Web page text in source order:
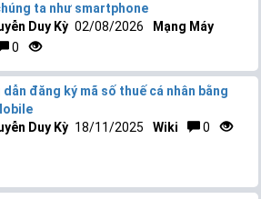
ta như smartphone
Duy Kỳ 02/08/2026
Mạng Máy
0
dẫn đăng ký mã số thuế cá nhân bằng
Duy Kỳ 18/11/2025 Wiki 0